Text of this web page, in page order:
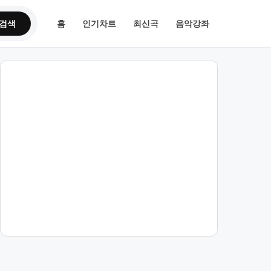
색 홈 인기차트 최신곡 음악강좌